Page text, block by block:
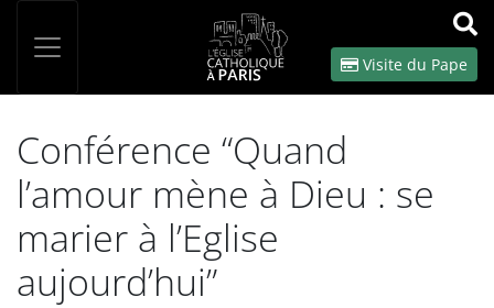
OK
Visite du Pape
Conférence “Quand
l’amour mène à Dieu : se
marier à l’Eglise
aujourd’hui”
Panneau de gestion des cookies